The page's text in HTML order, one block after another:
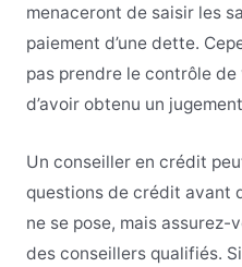
menaceront de saisir les
paiement d’une dette.
pas prendre le contrôle
d’avoir obtenu un
Un conseiller en crédit
questions de crédit avant
ne se pose, mais assurez-
des conseillers qualifiés.